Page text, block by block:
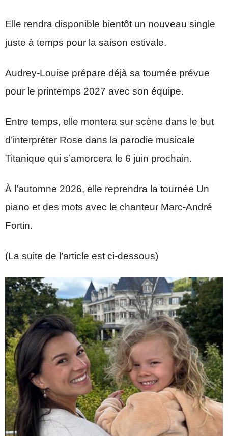
Elle rendra disponible bientôt un nouveau single
juste à temps pour la saison estivale.
Audrey-Louise prépare déjà sa tournée prévue
pour le printemps 2027 avec son équipe.
Entre temps, elle montera sur scène dans le but
d’interpréter Rose dans la parodie musicale
Titanique qui s’amorcera le 6 juin prochain.
À l’automne 2026, elle reprendra la tournée Un
piano et des mots avec le chanteur Marc-André
Fortin.
(La suite de l’article est ci-dessous)